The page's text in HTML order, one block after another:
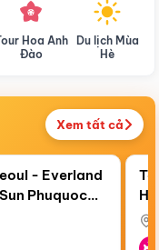
Hoa Anh
Đào
Du lịch Mùa
Hè
Xem tất cả
Điểm nổi bật
- Everland
Phuquoc